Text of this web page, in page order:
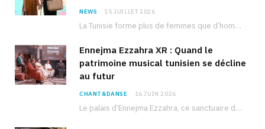
NEWS 15 JUILLET 2026
La Tunisie forme plus de femmes que d’hommes dans les filières scientifiques. Pourtant, pour beaucoup…
Ennejma Ezzahra XR : Quand le
patrimoine musical tunisien se décline
au futur
CHANT&DANSE 16 JUIN 2026
Le palais d’Ennejma Ezzahra, ce sanctuaire de la musique tunisienne et méditerranéenne construit par le…